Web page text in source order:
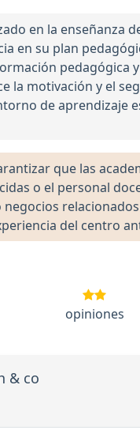
en la
en su plan
pedagógica
la motivación y el
de aprendizaje
que las
o el personal
del centro
opiniones
& co